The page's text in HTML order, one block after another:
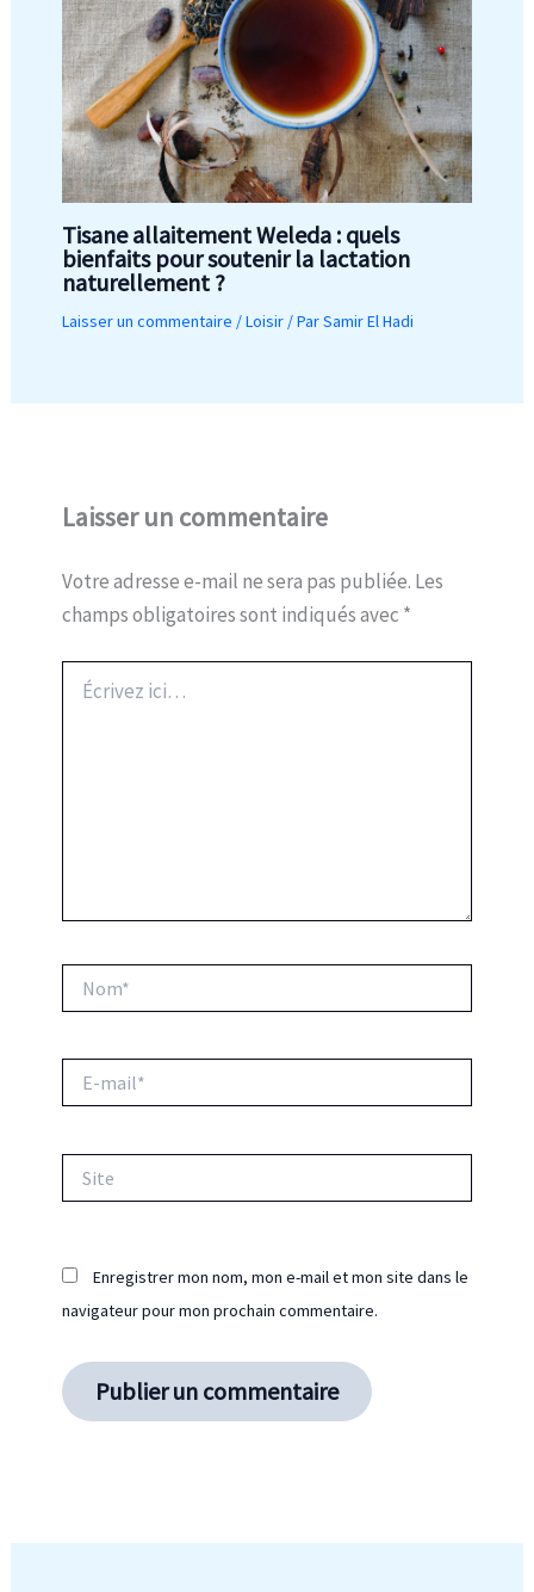
Tisane allaitement Weleda : quels
bienfaits pour soutenir la lactation
naturellement ?
Laisser un commentaire /Loisir/ ParSamir El Hadi
Laisser un commentaire
Votre adresse e-mail ne sera pas publiée. Les
champs obligatoires sont indiqués avec *
ici…
mail*
Enregistrer mon nom, mon e-mail et mon site dans le
navigateur pour mon prochain commentaire.